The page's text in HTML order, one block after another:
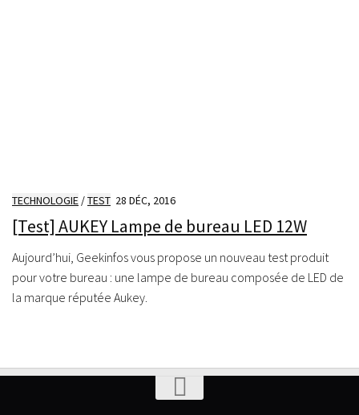
TECHNOLOGIE /TEST 28 DÉC, 2016
[Test] AUKEY Lampe de bureau LED 12W
Aujourd’hui, Geekinfos vous propose un nouveau test produit
pour votre bureau : une lampe de bureau composée de LED de
la marque réputée Aukey.